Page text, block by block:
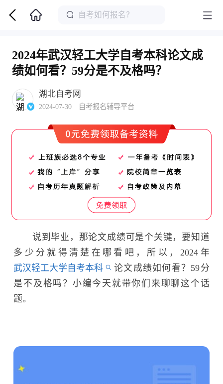
2024年武汉轻工大学自考本科论文成
绩如何看？59分是不及格吗？
湖北自考网
2024-07-30 自考报名辅导平台
说到毕业，那论文成绩可是个关键，要知道
多少分就得清楚在哪看吧，所以，2024年
武汉轻工大学自考本科
论文成绩如何看？59分
是不及格吗？小编今天就带你们来聊聊这个话
题。